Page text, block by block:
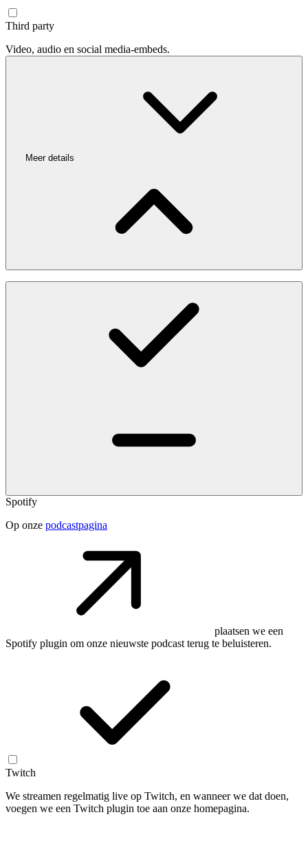
Third party
Video, audio en social media-embeds.
Meer details
Spotify
Op onze podcastpagina
plaatsen we een
Spotify plugin om onze nieuwste podcast terug te beluisteren.
Twitch
We streamen regelmatig live op Twitch, en wanneer we dat doen,
voegen we een Twitch plugin toe aan onze homepagina.